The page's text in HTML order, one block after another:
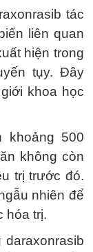
tác
liên quan
hiện trong
tụy. Đây
khoa học
khoảng 500
không còn
trị trước đó.
nhiên để
hóa trị.